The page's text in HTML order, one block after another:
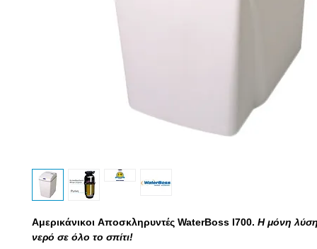
Αμερικάνικοι Αποσκληρυντές WaterBoss I700. Η μόνη
νερό σε όλο το σπίτι!